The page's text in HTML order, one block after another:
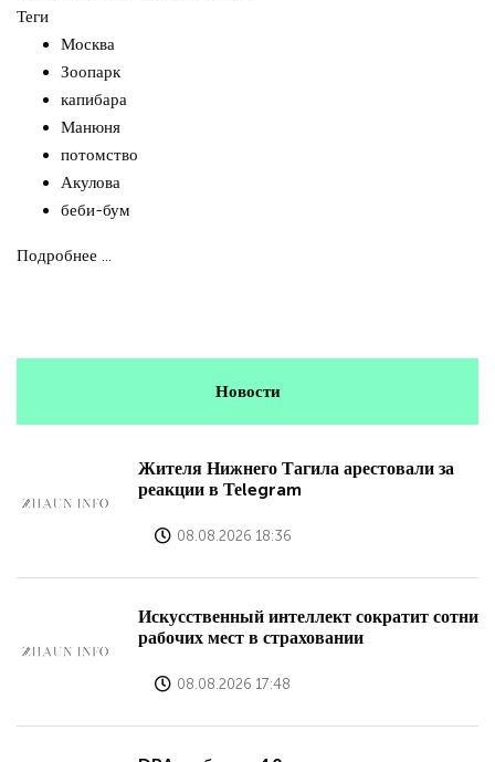
Теги
Москва
Зоопарк
капибара
Манюня
потомство
Акулова
беби-бум
Подробнее ...
Новости
Жителя Нижнего Тагила арестовали за
реакции в Теlegram
08.08.2026 18:36
Искусственный интеллект сократит сотни
рабочих мест в страховании
08.08.2026 17:48